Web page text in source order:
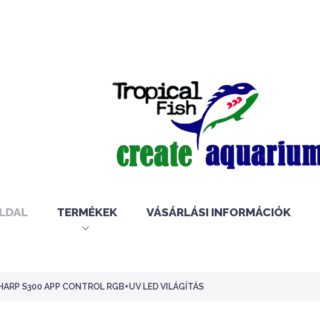
TERMÉKEK VÁSÁRLÁSI INFORMÁCIÓK
S300 APP CONTROL RGB+UV LED VILÁGÍTÁS